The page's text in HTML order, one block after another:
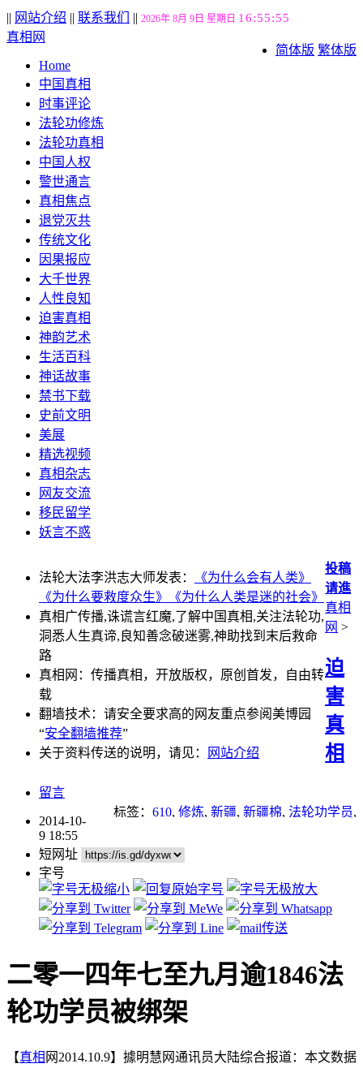
|| 网站介绍 || 联系我们 || 2026年 8月 9日 星期日 16:55:56
简体版 繁体版
真相网
Home
中国真相
时事评论
法轮功修炼
法轮功真相
中国人权
警世通言
真相焦点
退党灭共
传统文化
因果报应
大千世界
人性良知
迫害真相
神韵艺术
生活百科
神话故事
禁书下载
史前文明
美展
精选视频
真相杂志
网友交流
移民留学
妖言不惑
法轮大法李洪志大师发表：
《为什么会有人类》
《为什么要救度众生》
《为什么人类是迷的社会》
真相广传播,诛谎言红魔,了解中国真相,关注法轮功,
洞悉人生真谛,良知善念破迷雾,神助找到末后救命
路
真相网：传播真相，开放版权，原创首发，自由转
载
翻墙技术：请安全要求高的网友重点参阅美博园
“安全翻墙推荐”
关于资料传送的说明，请见：
网站介绍
投稿
请進
真相
网 >
迫
害
真
相
留言
标签： 610, 修炼, 新疆, 新疆棉, 法轮功学员,
2014-10-
9 18:55
短网址
字号
二零一四年七至九月逾1846法
轮功学员被绑架
【真相 网2014.10.9】據明慧网通讯员大陆综合报道：本文数据